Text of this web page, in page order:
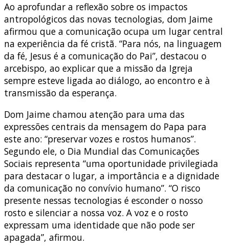
Ao aprofundar a reflexão sobre os impactos
antropológicos das novas tecnologias, dom Jaime
afirmou que a comunicação ocupa um lugar central
na experiência da fé cristã. “Para nós, na linguagem
da fé, Jesus é a comunicação do Pai”, destacou o
arcebispo, ao explicar que a missão da Igreja
sempre esteve ligada ao diálogo, ao encontro e à
transmissão da esperança.
Dom Jaime chamou atenção para uma das
expressões centrais da mensagem do Papa para
este ano: “preservar vozes e rostos humanos”.
Segundo ele, o Dia Mundial das Comunicações
Sociais representa “uma oportunidade privilegiada
para destacar o lugar, a importância e a dignidade
da comunicação no convívio humano”. “O risco
presente nessas tecnologias é esconder o nosso
rosto e silenciar a nossa voz. A voz e o rosto
expressam uma identidade que não pode ser
apagada”, afirmou.